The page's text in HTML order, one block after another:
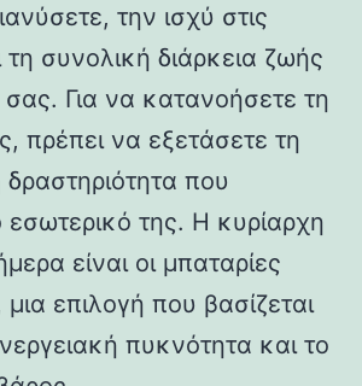
την ισχύ στις
συνολική διάρκεια ζωής
Για να κατανοήσετε τη
πρέπει να εξετάσετε τη
που
εσωτερικό της. Η κυρίαρχη
είναι οι μπαταρίες
μια επιλογή που βασίζεται
πυκνότητα και το